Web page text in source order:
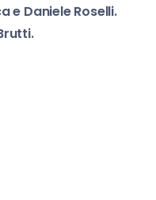
e Daniele Roselli.